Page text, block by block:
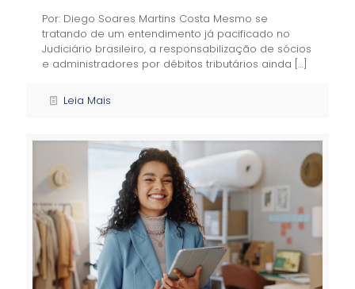
Por: Diego Soares Martins Costa Mesmo se
tratando de um entendimento já pacificado no
Judiciário brasileiro, a responsabilização de sócios
e administradores por débitos tributários ainda […]
Leia Mais